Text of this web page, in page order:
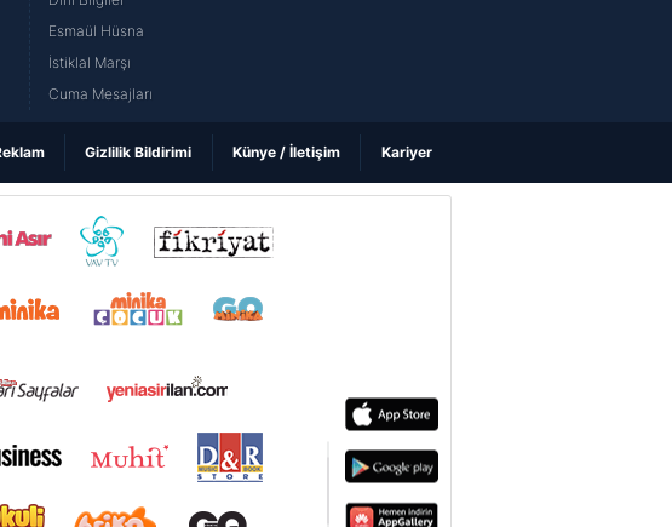
Esmaül Hüsna
İstiklal Marşı
Cuma Mesajları
Gizlilik Bildirimi Künye / İletişim Kariyer